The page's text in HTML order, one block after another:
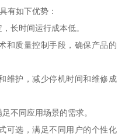
有如下优势：
长时间运行成本低。
和质量控制手段，确保产品的
维护，减少停机时间和维修成
不同应用场景的需求。
可选，满足不同用户的个性化